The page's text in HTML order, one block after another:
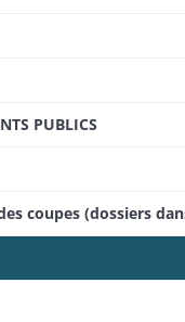
PUBLICS
coupes (dossiers